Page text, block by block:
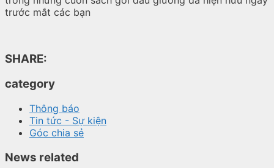
trước mắt các bạn
SHARE:
category
Thông báo
Tin tức - Sự kiện
Góc chia sẻ
News related